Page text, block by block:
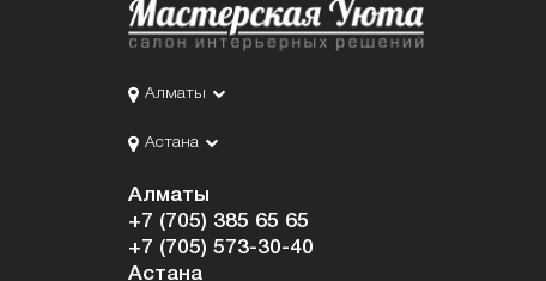
Алматы
Астана
Алматы
+7 (705) 385 65 65
+7 (705) 573-30-40
Астана